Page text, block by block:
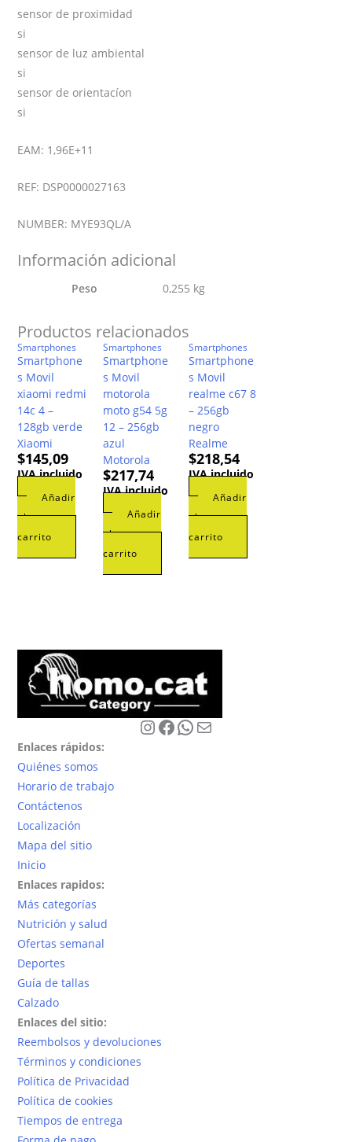
sensor de proximidad
si
sensor de luz ambiental
si
sensor de orientacíon
si
EAM: 1,96E+11
REF: DSP0000027163
NUMBER: MYE93QL/A
Información adicional
Peso 0,255 kg
Productos relacionados
Smartphones
Smartphone
s Movil
xiaomi redmi
14c 4 –
128gb verde
Xiaomi
$145,09
IVA incluido
Añadir
al
carrito
Smartphones
Smartphone
s Movil
motorola
moto g54 5g
12 – 256gb
azul
Motorola
$217,74
IVA incluido
Añadir
al
carrito
Smartphones
Smartphone
s Movil
realme c67 8
– 256gb
negro
Realme
$218,54
IVA incluido
Añadir
al
carrito
Instagram
Facebook
WhatsApp
Correo electrónico
Enlaces rápidos:
Quiénes somos
Horario de trabajo
Contáctenos
Localización
Mapa del sitio
Inicio
Enlaces rapidos:
Más categorías
Nutrición y salud
Ofertas semanal
Deportes
Guía de tallas
Calzado
Enlaces del sitio:
Reembolsos y devoluciones
Términos y condiciones
Política de Privacidad
Política de cookies
Tiempos de entrega